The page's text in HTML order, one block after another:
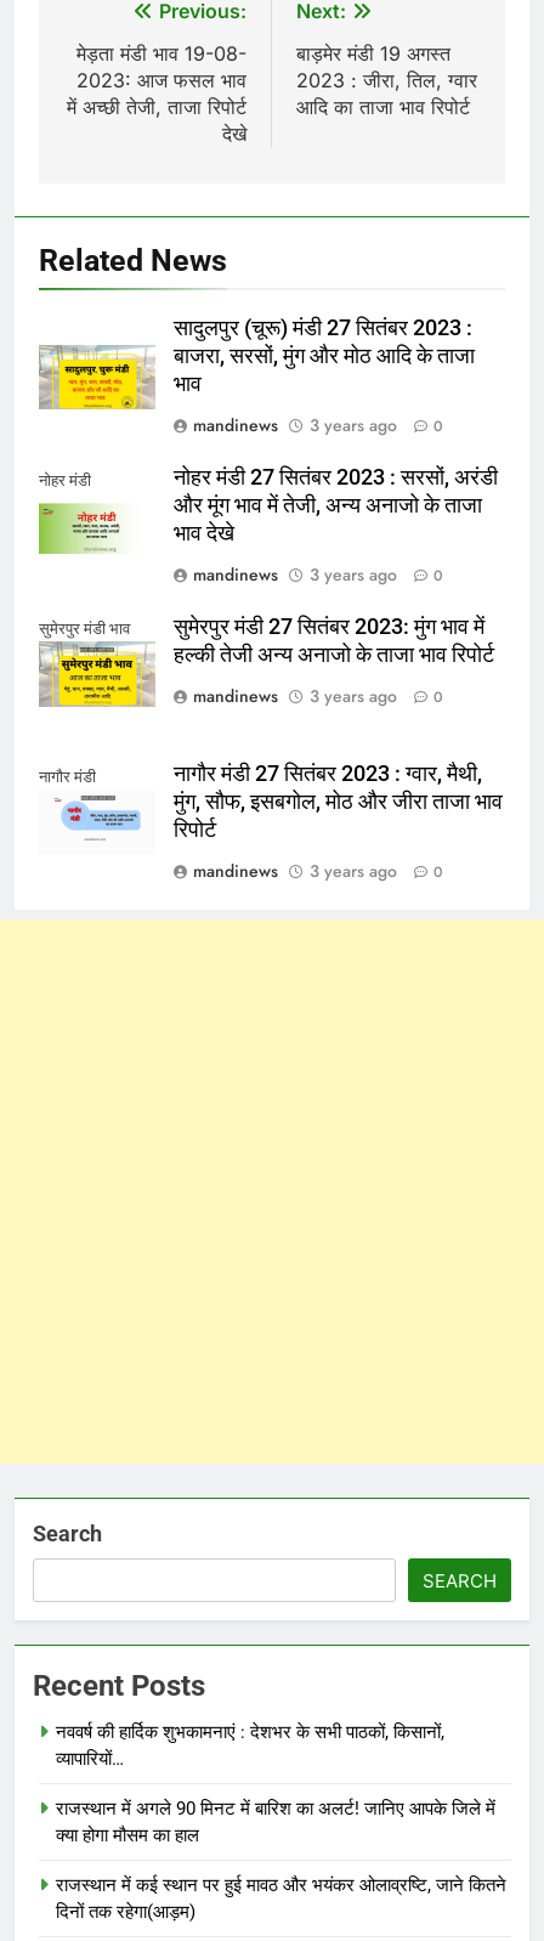
navigation
Previous:
मेड़ता मंडी भाव 19-08-
2023: आज फसल भाव
में अच्छी तेजी, ताजा रिपोर्ट
देखे
Next:
बाड़मेर मंडी 19 अगस्त
2023 : जीरा, तिल, ग्वार
आदि का ताजा भाव रिपोर्ट
Related News
सादुलपुर (चूरू) मंडी 27 सितंबर 2023 :
बाजरा, सरसों, मुंग और मोठ आदि के ताजा
भाव
mandinews
3 years ago 0
नोहर मंडी
नोहर मंडी 27 सितंबर 2023 : सरसों, अरंडी
और मूंग भाव में तेजी, अन्य अनाजो के ताजा
भाव देखे
mandinews
3 years ago 0
सुमेरपुर मंडी भाव
सुमेरपुर मंडी 27 सितंबर 2023: मुंग भाव में
हल्की तेजी अन्य अनाजो के ताजा भाव रिपोर्ट
mandinews
3 years ago 0
नागौर मंडी
नागौर मंडी 27 सितंबर 2023 : ग्वार, मैथी,
मुंग, सौफ, इसबगोल, मोठ और जीरा ताजा भाव
रिपोर्ट
mandinews
3 years ago 0
Search
SEARCH
Recent Posts
नववर्ष की हार्दिक शुभकामनाएं : देशभर के सभी पाठकों, किसानों,
व्यापारियों…
राजस्थान में अगले 90 मिनट में बारिश का अलर्ट! जानिए आपके जिले में
क्या होगा मौसम का हाल
राजस्थान में कई स्थान पर हुई मावठ और भयंकर ओलाव्रष्टि, जाने कितने
दिनों तक रहेगा(आड़म)